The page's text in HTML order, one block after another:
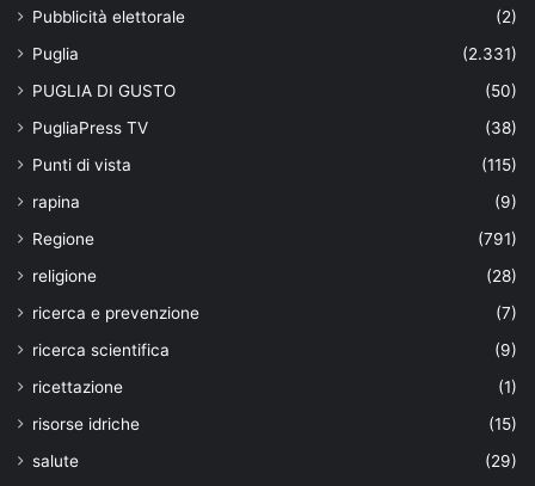
Pubblicità elettorale
(2)
Puglia
(2.331)
PUGLIA DI GUSTO
(50)
PugliaPress TV
(38)
Punti di vista
(115)
rapina
(9)
Regione
(791)
religione
(28)
ricerca e prevenzione
(7)
ricerca scientifica
(9)
ricettazione
(1)
risorse idriche
(15)
salute
(29)